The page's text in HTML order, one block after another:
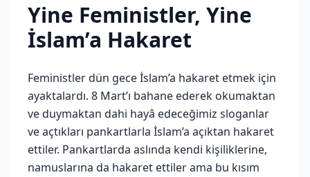
Yine Feministler, Yine
İslam’a Hakaret
Feministler dün gece İslam’a hakaret etmek için
ayaktalardı. 8 Mart’ı bahane ederek okumaktan
ve duymaktan dahi hayâ edeceğimiz sloganlar
ve açtıkları pankartlarla İslam’a açıktan hakaret
ettiler. Pankartlarda aslında kendi kişiliklerine,
namuslarına da hakaret ettiler ama bu kısım